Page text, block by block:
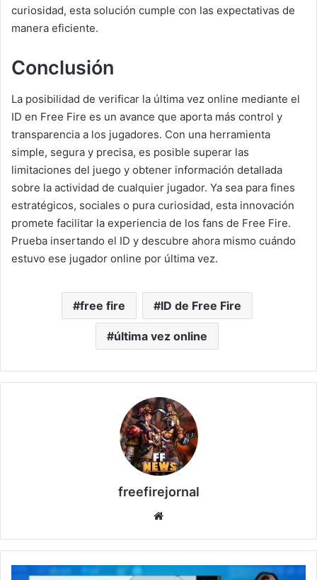
curiosidad, esta solución cumple con las expectativas de
manera eficiente.
Conclusión
La posibilidad de verificar la última vez online mediante el
ID en Free Fire es un avance que aporta más control y
transparencia a los jugadores. Con una herramienta
simple, segura y precisa, es posible superar las
limitaciones del juego y obtener información detallada
sobre la actividad de cualquier jugador. Ya sea para fines
estratégicos, sociales o pura curiosidad, esta innovación
promete facilitar la experiencia de los fans de Free Fire.
Prueba insertando el ID y descubre ahora mismo cuándo
estuvo ese jugador online por última vez.
free fire ID de Free Fire
última vez online
freefirejornal